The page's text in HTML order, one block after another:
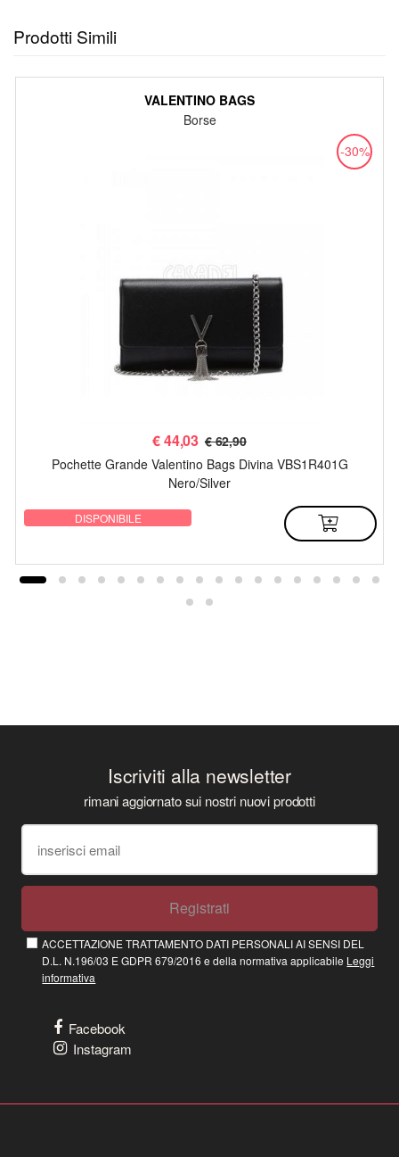
Prodotti Simili
VALENTINO BAGS
Borse
-30%
€44,03 € 62,90
Pochette Grande Valentino Bags Divina VBS1R401G
Nero/Silver
DISPONIBILE
Iscriviti alla newsletter
rimani aggiornato sui nostri nuovi prodotti
Registrati
ACCETTAZIONE TRATTAMENTO DATI PERSONALI AI SENSI DEL
D.L. N.196/03 E GDPR 679/2016 e della normativa applicabile Leggi
informativa
Facebook
Instagram